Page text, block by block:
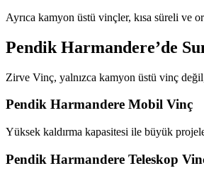
Ayrıca kamyon üstü vinçler, kısa süreli ve
Pendik Harmandere’de
Zirve Vinç, yalnızca kamyon üstü vinç
Pendik Harmandere Mobil Vinç
Yüksek kaldırma kapasitesi ile büyük
Pendik Harmandere Teleskop